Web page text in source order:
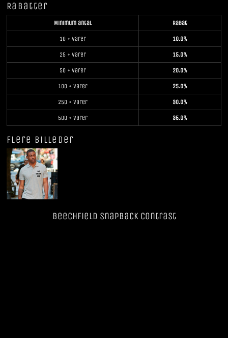
Rabatter
Minimum antal Rabat
10 + varer 10.0%
25 + varer 15.0%
50 + varer 20.0%
100 + varer 25.0%
250 + varer 30.0%
500 + varer 35.0%
Flere billeder
Beechfield SnapBack Contrast